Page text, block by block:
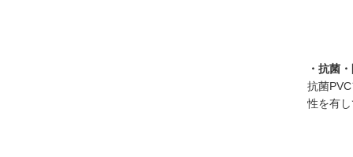
・抗菌
抗菌
性を有